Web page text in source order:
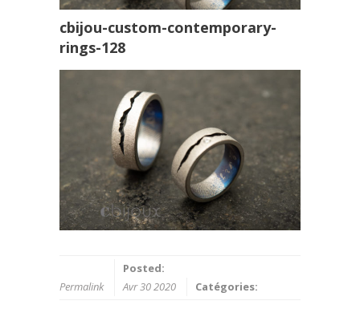
cbijou-custom-contemporary-
rings-128
Permalink
Posted:
Avr 30 2020
Catégories: